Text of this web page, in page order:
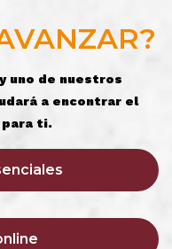
uno de nuestros
a encontrar el
para ti.